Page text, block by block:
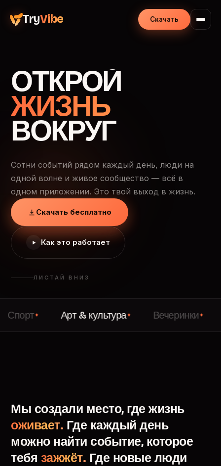
TryVibe Скачать
ОТКРОЙ
ЖИЗНЬ
ВОКРУГ
Сотни событий рядом каждый день, люди на
одной волне и живое сообщество — всё в
одном приложении. Это твой выход в жизнь.
Скачать бесплатно
Как это работает
ЛИСТАЙ ВНИЗ
✦ Арт & культура✦ Вечеринки✦
Мы создали место, где жизнь
оживает. Где каждый день
можно найти событие, которое
тебя зажжёт. Где новые люди